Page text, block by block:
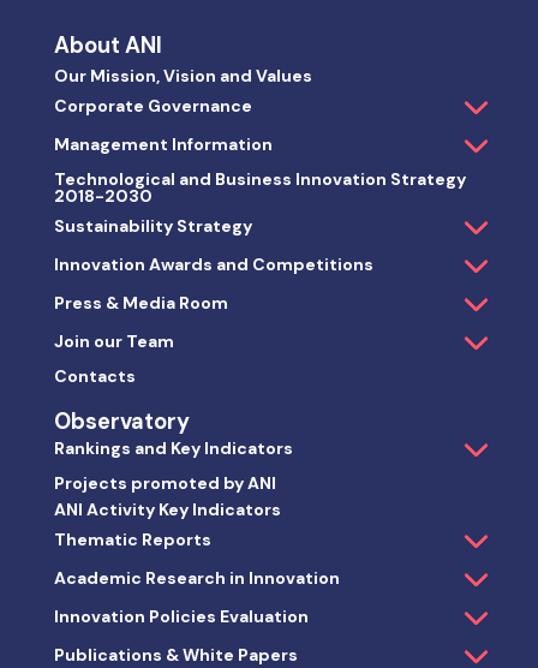
About ANI
Our Mission, Vision and Values
Corporate Governance
Management Information
Technological and Business Innovation Strategy
2018-2030
Sustainability Strategy
Innovation Awards and Competitions
Press & Media Room
Join our Team
Contacts
Observatory
Rankings and Key Indicators
Projects promoted by ANI
ANI Activity Key Indicators
Thematic Reports
Academic Research in Innovation
Innovation Policies Evaluation
Publications & White Papers